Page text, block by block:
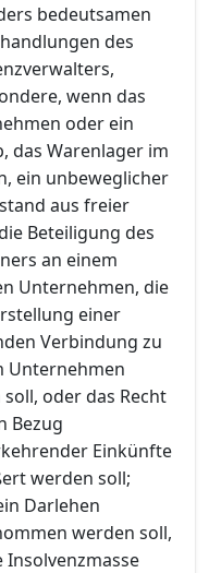
bedeutsamen
des
wenn das
oder ein
das Warenlager im
ein unbeweglicher
aus freier
Beteiligung des
an einem
Unternehmen, die
einer
Verbindung zu
Unternehmen
oder das Recht
Bezug
Einkünfte
werden soll;
Darlehen
werden soll,
Insolvenzmasse